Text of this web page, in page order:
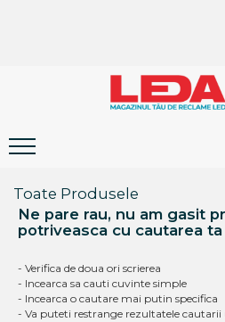
Toate Produsele
Ne pare rau, nu am gasit
potriveasca cu cautarea ta
- Verifica de doua ori scrierea
- Incearca sa cauti cuvinte simple
- Incearca o cautare mai putin specifica
- Va puteti restrange rezultatele